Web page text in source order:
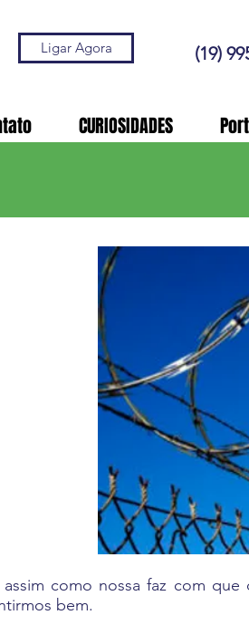
Ligar Agora (19)
CURIOSIDADES
como nossa faz com
bem.